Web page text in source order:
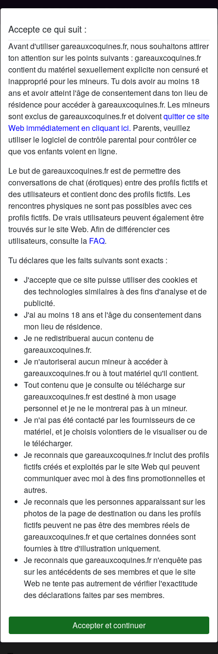
Accepte ce qui suit :
Avant d'utiliser gareauxcoquines.fr, nous souhaitons attirer
ton attention sur les points suivants : gareauxcoquines.fr
contient du matériel sexuellement explicite non censuré et
inapproprié pour les mineurs. Tu dois avoir au moins 18
ans et avoir atteint l'âge de consentement dans ton lieu de
résidence pour accéder à gareauxcoquines.fr. Les mineurs
sont exclus de gareauxcoquines.fr et doiventquitter ce site
Web immédiatement en cliquant ici. Parents, veuillez
utiliser le logiciel de contrôle parental pour contrôler ce
que vos enfants voient en ligne.
Le but de gareauxcoquines.fr est de permettre des
conversations de chat (érotiques) entre des profils fictifs et
des utilisateurs et contient donc des profils fictifs. Les
rencontres physiques ne sont pas possibles avec ces
profils fictifs. De vrais utilisateurs peuvent également être
trouvés sur le site Web. Afin de différencier ces
utilisateurs, consulte la FAQ.
Tu déclares que les faits suivants sont exacts :
J'accepte que ce site puisse utiliser des cookies et
des technologies similaires à des fins d'analyse et de
publicité.
J'ai au moins 18 ans et l'âge du consentement dans
mon lieu de résidence.
Je ne redistribuerai aucun contenu de
gareauxcoquines.fr.
Je n'autoriserai aucun mineur à accéder à
gareauxcoquines.fr ou à tout matériel qu'il contient.
Tout contenu que je consulte ou télécharge sur
gareauxcoquines.fr est destiné à mon usage
personnel et je ne le montrerai pas à un mineur.
Je n'ai pas été contacté par les fournisseurs de ce
matériel, et je choisis volontiers de le visualiser ou de
le télécharger.
Je reconnais que gareauxcoquines.fr inclut des profils
fictifs créés et exploités par le site Web qui peuvent
communiquer avec moi à des fins promotionnelles et
autres.
Je reconnais que les personnes apparaissant sur les
photos de la page de destination ou dans les profils
fictifs peuvent ne pas être des membres réels de
gareauxcoquines.fr et que certaines données sont
fournies à titre d'illustration uniquement.
Je reconnais que gareauxcoquines.fr n'enquête pas
sur les antécédents de ses membres et que le site
Web ne tente pas autrement de vérifier l'exactitude
des déclarations faites par ses membres.
Accepter et continuer
Profil de IamYseult
starAjouter chatDiscuter !
Nickname:
IamYseult
Âge:
31
Pays:
France
Département:
Paris
Sexe:
Femme
Sexualité:
Hétéro
Relation:
Couleur des cheveux:
Foncé
Couleur des yeux:
Brun
Taille:
163 cm
Épilé(e):
Fumeur(euse):
Non
Description
Hello, je m’appelle Yseult , je suis une petite beurette. Je
recherche actuellement des rencontres coquines.
Célibataire depuis peu, je souhaite juste m’amuser un peu
sans trop réfléchir, enfin si un peu quand même lol.
N'a spécifié aucune préférence